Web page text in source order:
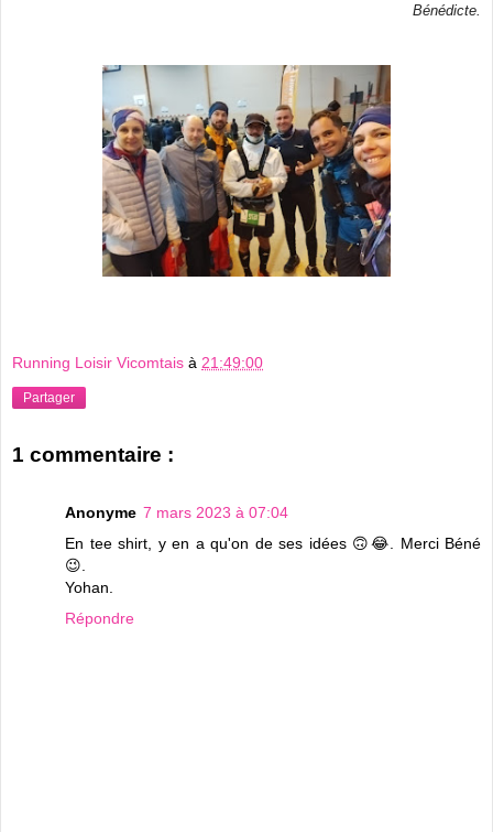
Bénédicte.
Running Loisir Vicomtais à 21:49:00
Partager
1 commentaire :
Anonyme 7 mars 2023 à 07:04
En tee shirt, y en a qu'on de ses idées 🙃😂. Merci Béné
😉.
Yohan.
Répondre